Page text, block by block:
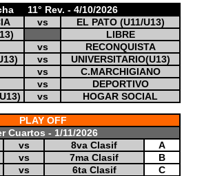
11° Rev. - 4/10/2026
vs
EL PATO (U11/U13)
LIBRE
vs
RECONQUISTA
vs
UNIVERSITARIO(U13)
vs
C.MARCHIGIANO
vs
DEPORTIVO
vs HOGAR SOCIAL
PLAY OFF
Cuartos - 1/11/2026
vs 8va Clasif
A
vs 7ma Clasif
B
vs 6ta Clasif
C